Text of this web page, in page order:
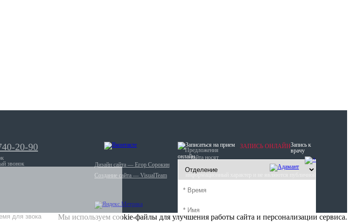
20-90
звонок
Дизайн сайта — Егор Сорокин
Создание сайта — VisualTeam
ЗАПИСЬ ОНЛАЙНЗапись к
врачу
онлайн
Предложения
сайта носят
информационный характер и не являются публичной
Мы используем cookie-файлы для улучшения работы сайта и персонализации сервиса.